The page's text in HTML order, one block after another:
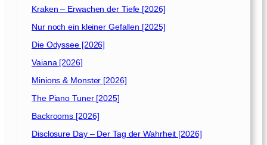
c
[
2
0
1
]
Kraken – Erwachen der Tiefe [2026]
Nur noch ein kleiner Gefallen [2025]
Die Odyssee [2026]
Vaiana [2026]
Minions & Monster [2026]
The Piano Tuner [2025]
Backrooms [2026]
Disclosure Day – Der Tag der Wahrheit [2026]